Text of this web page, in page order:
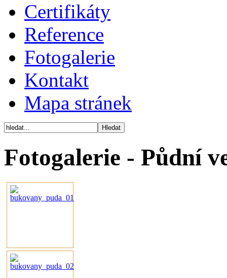
Certifikáty
Reference
Fotogalerie
Kontakt
Mapa stránek
Fotogalerie - Půdní